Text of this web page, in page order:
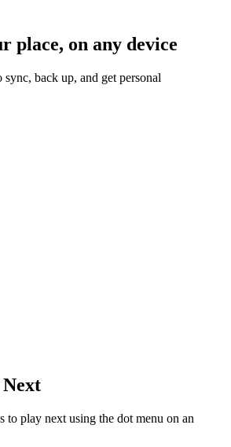
place, on any device
sync, back up, and get personal
to play next using the dot menu on an